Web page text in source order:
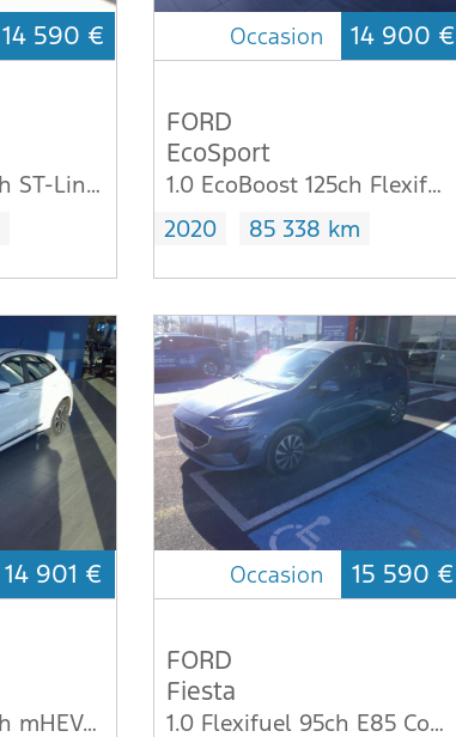
14 590 €
1.0 EcoBoost 125ch ST-Line Euro6.2
Occasion 14 900 €
FORD
EcoSport
1.0 EcoBoost 125ch Flexifuel E85 ST-Line
2020
85 338 km
14 901 €
1.0 EcoBoost 125ch mHEV ST-Line 6cv
Occasion 15 590 €
FORD
Fiesta
1.0 Flexifuel 95ch E85 Cool & Connect 5p